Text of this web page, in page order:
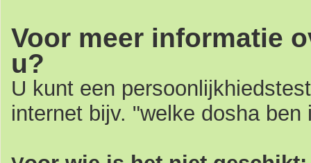
Voor meer informatie
u?
U kunt een
internet bijv. "welke dosha ben